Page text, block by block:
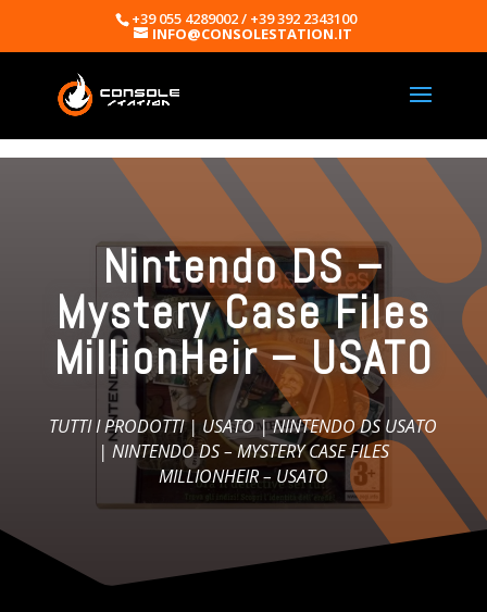
+39 055 4289002 / +39 392 2343100
INFO@CONSOLESTATION.IT
Nintendo DS –
Mystery Case Files
MillionHeir – USATO
TUTTI I PRODOTTI| USATO|NINTENDO DS USATO
| NINTENDO DS – MYSTERY CASE FILES
MILLIONHEIR – USATO